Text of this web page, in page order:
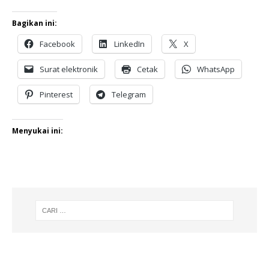
Bagikan ini:
Facebook LinkedIn X
Surat elektronik Cetak WhatsApp
Pinterest Telegram
Menyukai ini: